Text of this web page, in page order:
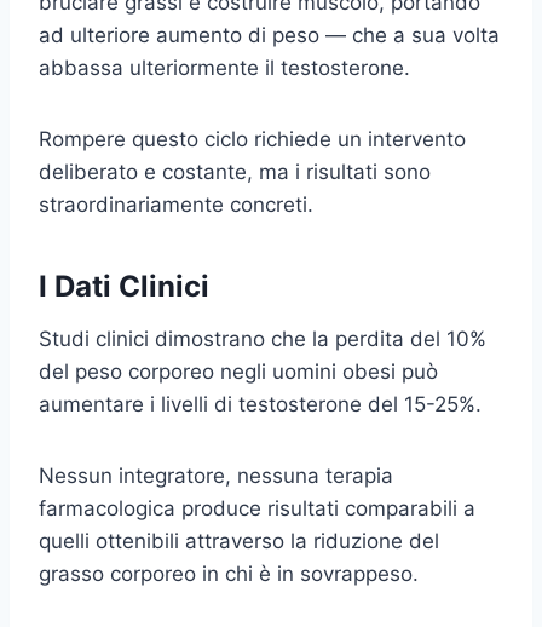
ad ulteriore aumento di peso — che a sua volta
abbassa ulteriormente il testosterone.
Rompere questo ciclo richiede un intervento
deliberato e costante, ma i risultati sono
straordinariamente concreti.
I Dati Clinici
Studi clinici dimostrano che la perdita del 10%
del peso corporeo negli uomini obesi può
aumentare i livelli di testosterone del 15-25%.
Nessun integratore, nessuna terapia
farmacologica produce risultati comparabili a
quelli ottenibili attraverso la riduzione del
grasso corporeo in chi è in sovrappeso.